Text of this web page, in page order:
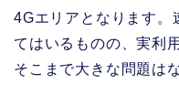
4Gエリアとなります。
てはいるものの、実利
そこまで大きな問題は